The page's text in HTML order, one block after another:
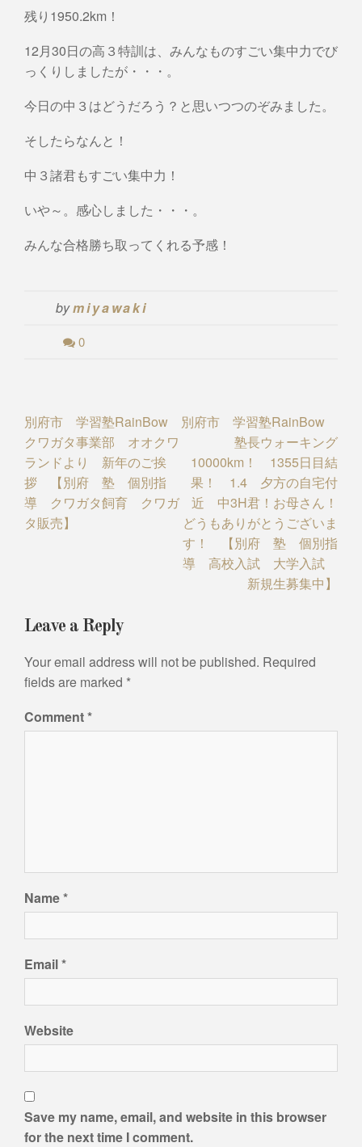
残り1950.2km！
12月30日の高３特訓は、みんなものすごい集中力でび
っくりしましたが・・・。
今日の中３はどうだろう？と思いつつのぞみました。
そしたらなんと！
中３諸君もすごい集中力！
いや～。感心しました・・・。
みんな合格勝ち取ってくれる予感！
bymiyawaki
0
Post
navigation
別府市 学習塾RainBow
クワガタ事業部 オオクワ
ランドより 新年のご挨
拶 【別府 塾 個別指
導 クワガタ飼育 クワガ
タ販売】
別府市 学習塾RainBow
塾長ウォーキング
10000km！ 1355日目結
果！ 1.4 夕方の自宅付
近 中3H君！お母さん！
どうもありがとうございま
す！ 【別府 塾 個別指
導 高校入試 大学入試
新規生募集中】
Leave a Reply
Your email address will not be published. Required
fields are marked *
Comment*
Name*
Email*
Website
Save my name, email, and website in this browser
for the next time I comment.